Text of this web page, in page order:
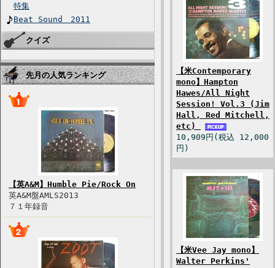
特集
Beat Sound 2011
クイズ
先月の人気ランキング
【英A&M】Humble Pie/Rock On
英A&M盤AMLS2013
７１年録音
【米Contemporary
mono】Hampton
Hawes/All Night
Session! Vol.3 (Jim
Hall, Red Mitchell,
etc)
10,909円(税込 12,000
円)
【米Vee Jay mono】
Walter Perkins'